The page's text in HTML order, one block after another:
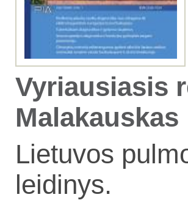
Vyriausiasis
Malakauskas
Lietuvos
leidinys.